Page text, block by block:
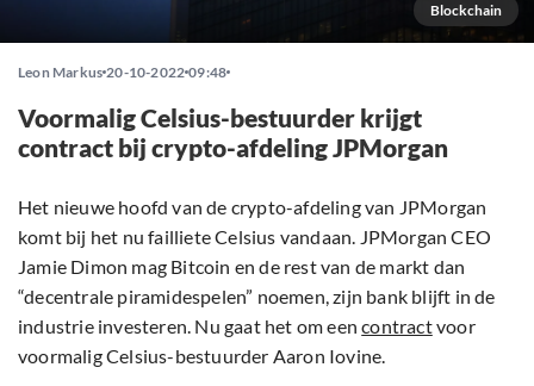
Blockchain
Leon Markus 20-10-2022 09:48
Voormalig Celsius-bestuurder krijgt
contract bij crypto-afdeling JPMorgan
Het nieuwe hoofd van de crypto-afdeling van JPMorgan
komt bij het nu failliete Celsius vandaan. JPMorgan CEO
Jamie Dimon mag Bitcoin en de rest van de markt dan
“decentrale piramidespelen” noemen, zijn bank blijft in de
industrie investeren. Nu gaat het om eencontractvoor
voormalig Celsius-bestuurder Aaron Iovine.